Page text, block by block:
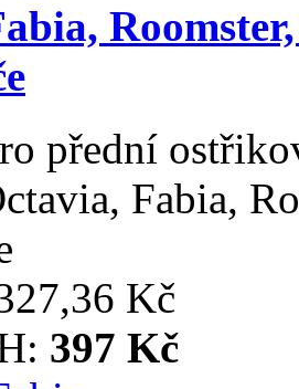
přední
Fabia,
Kč
397 Kč